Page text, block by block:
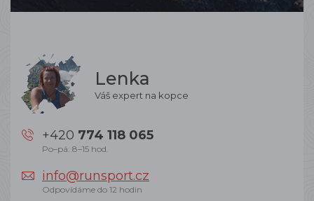
Lenka
Váš expert na kopce
+420 774 118 065
Po–pá: 8–15 hod.
info@runsport.cz
Odpovídáme do 12 hodin